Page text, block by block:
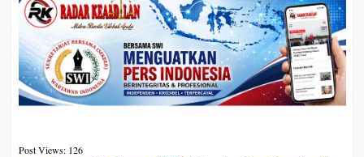
g
a
L
K
P
J
B
Post Views: 126